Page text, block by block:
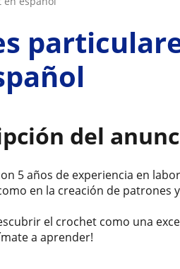
del
5 años de experiencia en
en la creación de patrones
el crochet como una
a aprender!